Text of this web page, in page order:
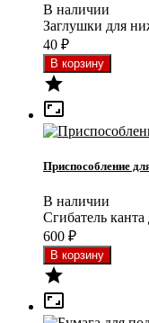
В наличии
Заглушки для
40 ₽


Приспособление
В наличии
Сгибатель
600 ₽

